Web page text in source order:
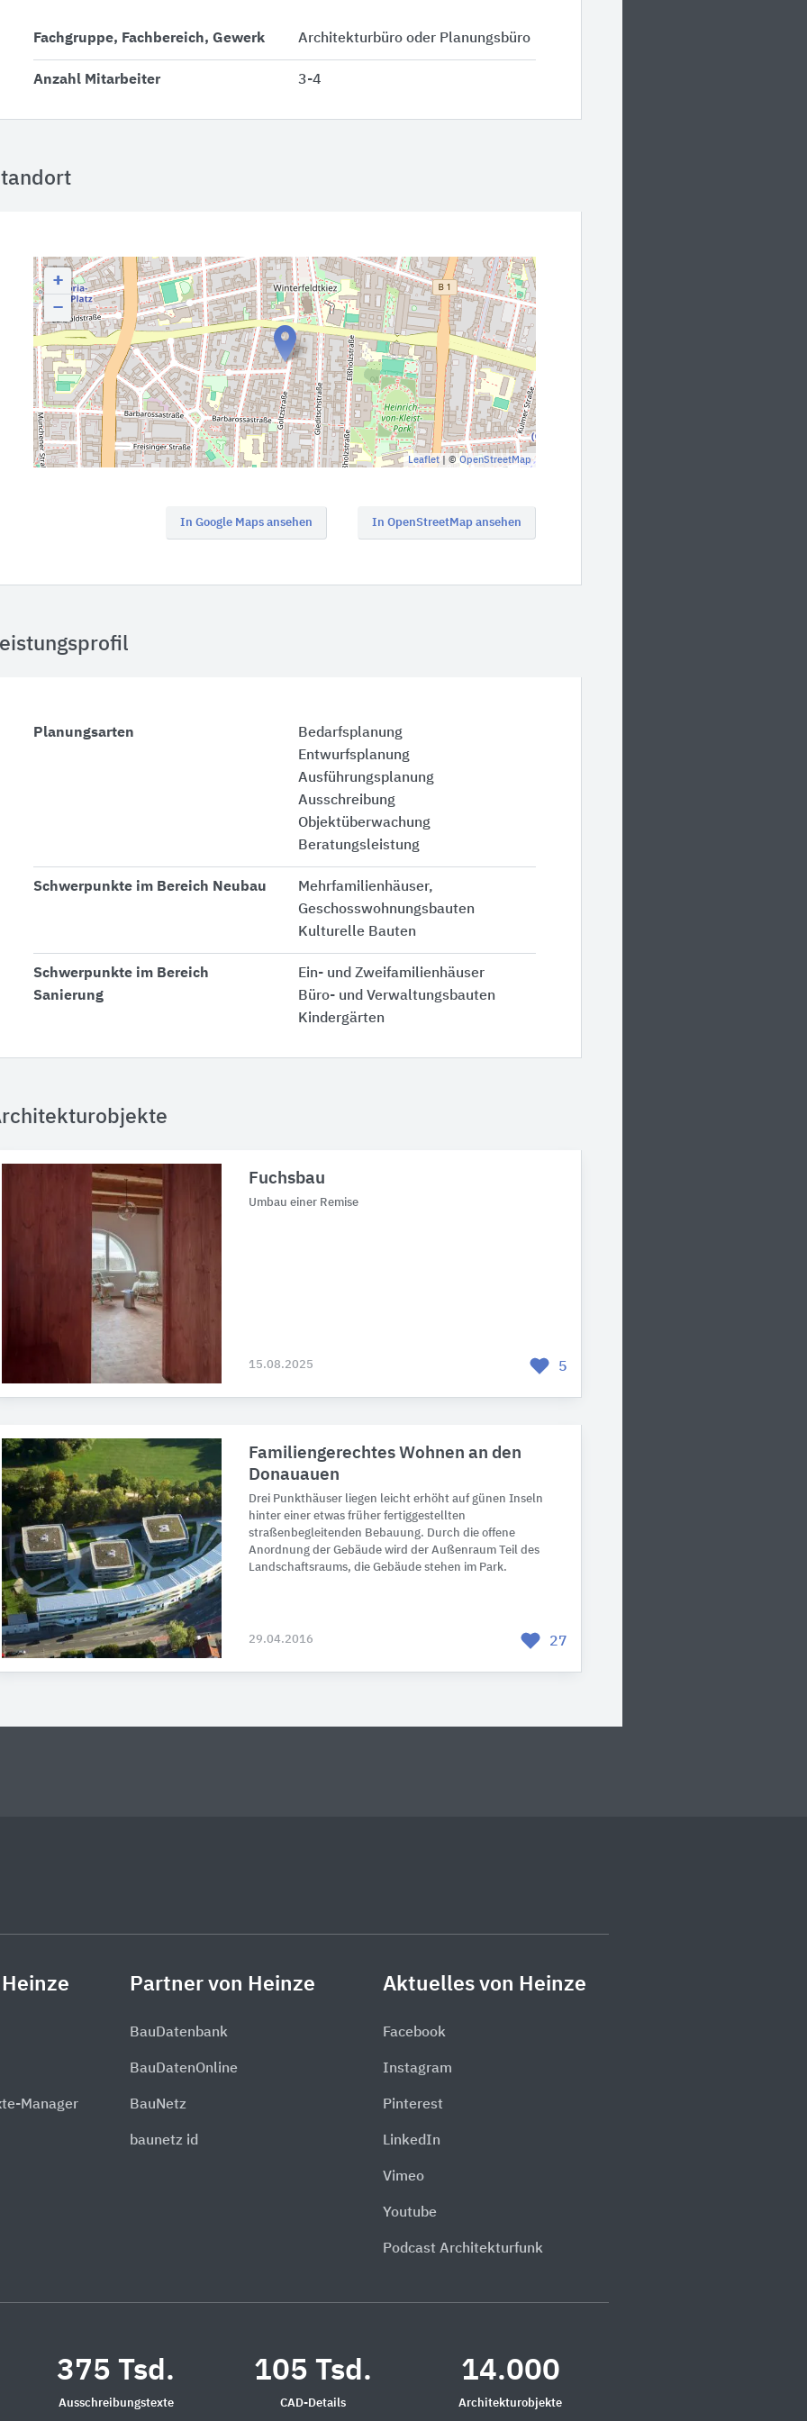
Fachgruppe, Fachbereich, Gewerk Architekturbüro oder Planungsbüro
Anzahl Mitarbeiter 3-4
+
−
Leaflet| © OpenStreetMap
In Google Maps ansehen In OpenStreetMap ansehen
Planungsarten
Bedarfsplanung
Entwurfsplanung
Ausführungsplanung
Ausschreibung
Objektüberwachung
Beratungsleistung
Schwerpunkte im Bereich Neubau
Mehrfamilienhäuser,
Geschosswohnungsbauten
Kulturelle Bauten
Schwerpunkte im Bereich
Sanierung
Ein- und Zweifamilienhäuser
Büro- und Verwaltungsbauten
Kindergärten
Fuchsbau
Umbau einer Remise
15.08.2025 5
Familiengerechtes Wohnen an den
Donauauen
Drei Punkthäuser liegen leicht erhöht auf günen Inseln
hinter einer etwas früher fertiggestellten
straßenbegleitenden Bebauung. Durch die offene
Anordnung der Gebäude wird der Außenraum Teil des
Landschaftsraums, die Gebäude stehen im Park.
29.04.2016 27
Manager
Partner von Heinze
BauDatenbank
BauDatenOnline
BauNetz
baunetz id
Aktuelles von Heinze
Facebook
Instagram
Pinterest
LinkedIn
Vimeo
Youtube
Podcast Architekturfunk
375 Tsd.
Ausschreibungstexte
105 Tsd.
CAD-Details
14.000
Architekturobjekte